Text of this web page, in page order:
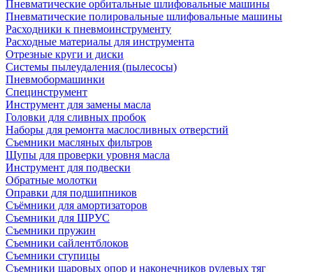
Пневматические орбитальные шлифовальные машины
Пневматические полировальные шлифовальные машины
Расходники к пневмоинструменту
Расходные материалы для инструмента
Отрезные круги и диски
Системы пылеудаления (пылесосы)
Пневмобормашинки
Специнструмент
Инструмент для замены масла
Головки для сливных пробок
Наборы для ремонта маслосливных отверстий
Съемники масляных фильтров
Щупы для проверки уровня масла
Инструмент для подвески
Обратные молотки
Оправки для подшипников
Съёмники для амортизаторов
Съемники для ШРУС
Съемники пружин
Съемники сайлентблоков
Съемники ступицы
Съемники шаровых опор и наконечников рулевых тяг